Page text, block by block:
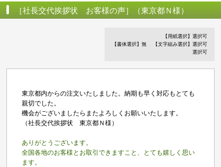
［社長交代挨拶状 お客様の声］（東京都Ｎ様）
【用紙選択】選択可
【書体選択】無
【文字組み選択】選択可
選択可
東京都内からの注文いたしました。納期も早く対応もとても
親切でした。
機会がございましたらまたよろしくお願いいたします。
（社長交代挨拶状 東京都Ｎ様）
ありがとうございます。
全国各地のお客様とお取引できますこと、とても嬉しく思い
ます。